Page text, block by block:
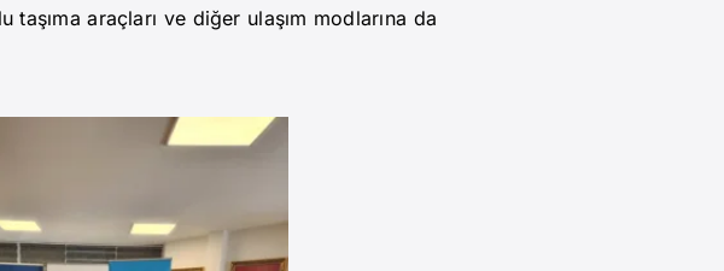
araçları ve diğer ulaşım modlarına da